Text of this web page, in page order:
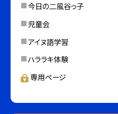
今日の二風谷っ子
児童会
アイヌ語学習
ハララキ体験
専用ページ